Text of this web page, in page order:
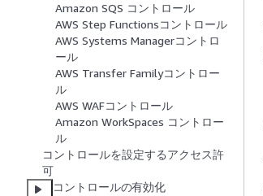
Amazon SQS コントロール
AWS Step Functionsコントロール
AWS Systems Managerコントロ
ール
AWS Transfer Familyコントロー
ル
AWS WAFコントロール
Amazon WorkSpaces コントロー
ル
コントロールを設定するアクセス許
可
コントロールの有効化